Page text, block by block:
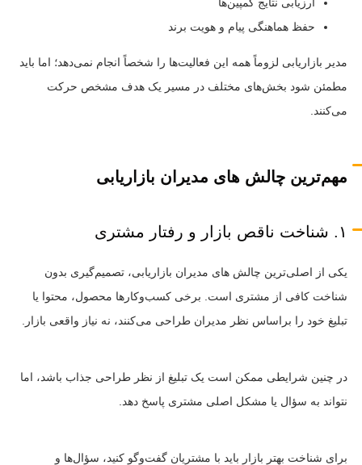
حفظ هماهنگی پیام و هویت برند
مدیر بازاریابی لزوماً همه این فعالیت‌ها را شخصاً انجام نمی‌دهد؛ اما باید
مطمئن شود بخش‌های مختلف در مسیر یک هدف مشخص حرکت
می‌کنند.
مهم‌ترین چالش های مدیران بازاریابی
۱. شناخت ناقص بازار و رفتار مشتری
یکی از اصلی‌ترین چالش های مدیران بازاریابی، تصمیم‌گیری بدون
شناخت کافی از مشتری است. برخی کسب‌وکارها محصول، محتوا یا
تبلیغ خود را براساس نظر مدیران طراحی می‌کنند، نه نیاز واقعی بازار.
در چنین شرایطی ممکن است یک تبلیغ از نظر طراحی جذاب باشد، اما
نتواند به سؤال یا مشکل اصلی مشتری پاسخ دهد.
برای شناخت بهتر بازار باید با مشتریان گفت‌وگو کنید، سؤال‌ها و